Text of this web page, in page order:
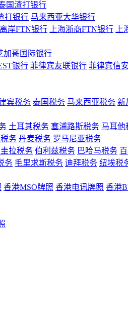
国渣打银行
打银行 马来西亚大华银行
岸FTN银行 上海浙商FTN银行
加哥国际银行
银行 菲律宾友联银行 菲律宾信
宾税务 泰国税务 马来西亚税务 新
土耳其税务 塞浦路斯税务 马耳他
务 丹麦税务 罗马尼亚税务
拉税务 伯利兹税务 巴哈马税务
务 毛里求斯税务 迪拜税务 纽埃税
香港MSO牌照 香港电讯牌照 香港